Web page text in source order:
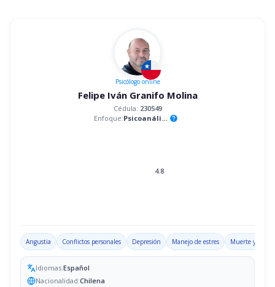
Psicólogoonline
Felipe Iván Granifo Molina
Cédula: 230549
Enfoque:
Psicoanálisis help
4.8
Angustia Conflictos personales Depresión Manejo de estres Muerte y luto
Idiomas:Español
Nacionalidad:Chilena